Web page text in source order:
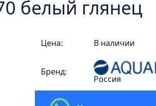
белый глянец
Цена: В наличии
Бренд:
Россия